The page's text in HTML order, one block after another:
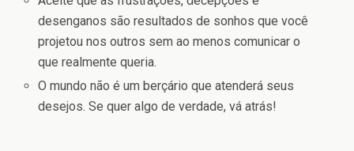
desenganos são resultados de sonhos que você
projetou nos outros sem ao menos comunicar o
que realmente queria.
O mundo não é um berçário que atenderá seus
desejos. Se quer algo de verdade, vá atrás!